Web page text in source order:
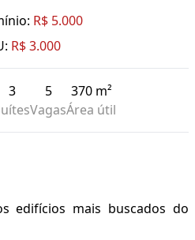
R$ 5.000
R$ 3.000
3
5
Vagas
370 m²
Área útil
edifícios mais buscados do